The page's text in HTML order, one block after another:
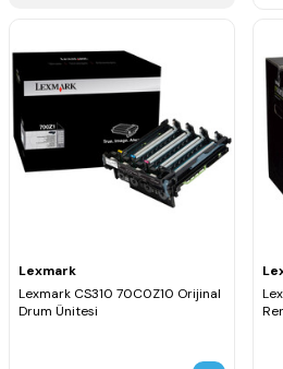
Lexmark
Lexmark CS310 70C0Z10 Orijinal
Drum Ünitesi